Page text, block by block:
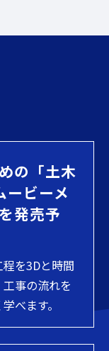
の「土木
ービーメ
発売予
を3Dと時間
事の流れを
べます。